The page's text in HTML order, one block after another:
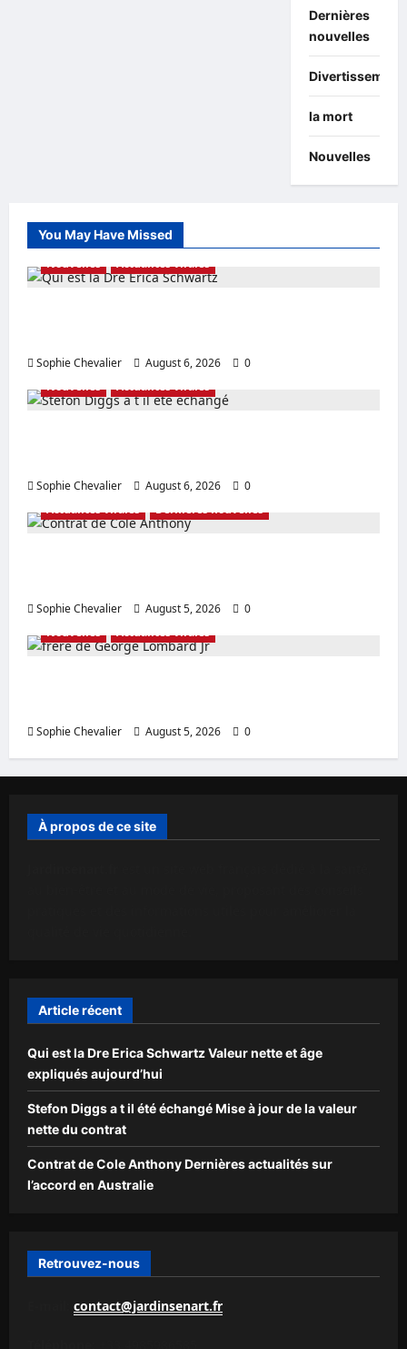
Dernières
nouvelles
Divertissement
la mort
Nouvelles
You May Have Missed
Nouvelles
Actualités virales
Sophie Chevalier August 6, 2026
0
Nouvelles
Actualités virales
Sophie Chevalier August 6, 2026
0
Actualités virales
Dernières nouvelles
Sophie Chevalier August 5, 2026
0
Nouvelles
Actualités virales
Sophie Chevalier August 5, 2026 0
À propos de ce site
Article récent
Qui est la Dre Erica Schwartz Valeur nette et âge
expliqués aujourd’hui
Stefon Diggs a t il été échangé Mise à jour de la valeur
nette du contrat
Contrat de Cole Anthony Dernières actualités sur
l’accord en Australie
Retrouvez-nous
contact@jardinsenart.fr